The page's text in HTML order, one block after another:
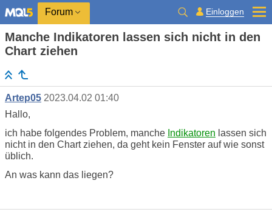
Forum Einloggen
Manche Indikatoren lassen sich nicht in den
Chart ziehen
Artep05 2023.04.02 01:40
Hallo,
ich habe folgendes Problem, manche Indikatoren lassen sich
nicht in den Chart ziehen, da geht kein Fenster auf wie sonst
üblich.
An was kann das liegen?